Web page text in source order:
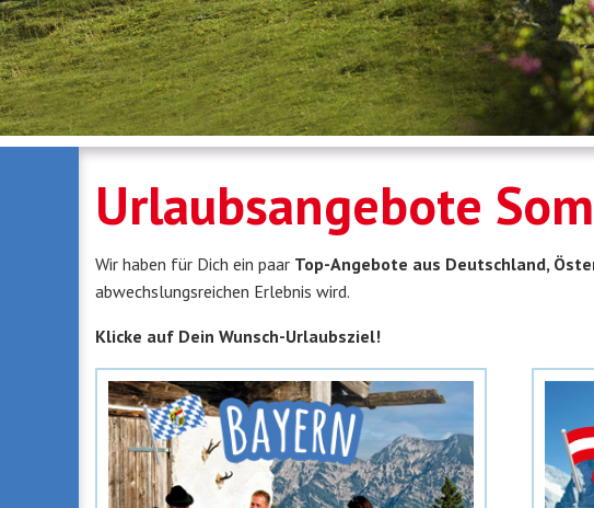
Urlaubsangebote
Wir haben für Dich ein paar Top-Angebote aus Deutschland,
abwechslungsreichen Erlebnis wird.
Klicke auf Dein Wunsch-Urlaubsziel!